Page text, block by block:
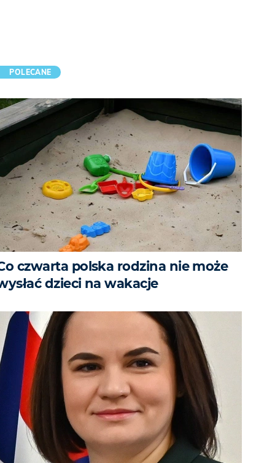
POLECANE
czwarta polska rodzina nie może
dzieci na wakacje